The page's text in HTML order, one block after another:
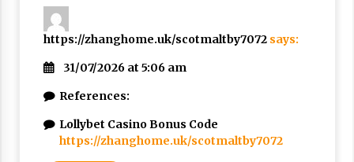
https://zhanghome.uk/scotmaltby7072 says:
31/07/2026 at 5:06 am
References:
Lollybet Casino Bonus Code
https://zhanghome.uk/scotmaltby7072